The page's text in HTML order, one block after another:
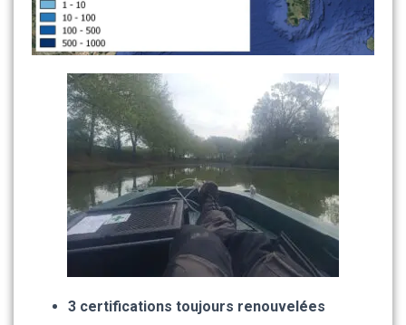
3 certifications toujours renouvelées